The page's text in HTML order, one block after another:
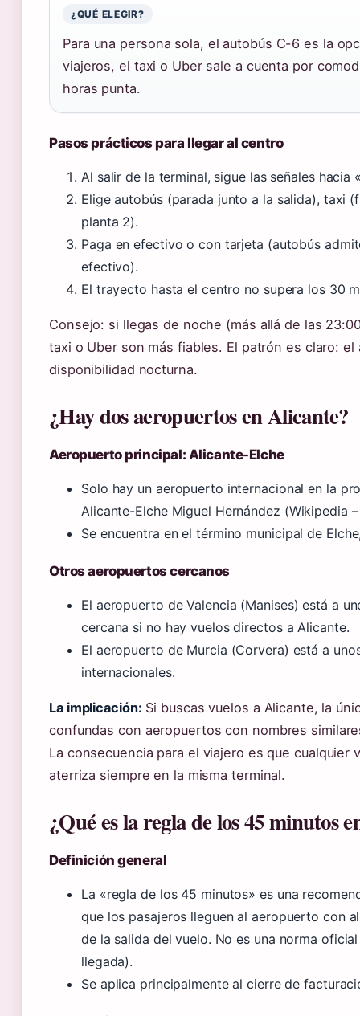
¿QUÉ ELEGIR?
Para una persona sola, el autobús C-6 es la
viajeros, el taxi o Uber sale a cuenta por
horas punta.
Pasos prácticos para llegar al centro
Al salir de la terminal, sigue las señales hacia
Elige autobús (parada junto a la salida), taxi
planta 2).
Paga en efectivo o con tarjeta (autobús
efectivo).
El trayecto hasta el centro no supera los 30
Consejo: si llegas de noche (más allá de las
taxi o Uber son más fiables. El patrón es claro:
disponibilidad nocturna.
¿Hay dos aeropuertos en Alicante?
Aeropuerto principal: Alicante-Elche
Solo hay un aeropuerto internacional en la
Alicante-Elche Miguel Hernández (Wikipedia
Se encuentra en el término municipal de
Otros aeropuertos cercanos
El aeropuerto de Valencia (Manises) está a
cercana si no hay vuelos directos a Alicante.
El aeropuerto de Murcia (Corvera) está a
internacionales.
La implicación: Si buscas vuelos a Alicante, la
confundas con aeropuertos con nombres
La consecuencia para el viajero es que cualquier
aterriza siempre en la misma terminal.
¿Qué es la regla de los 45 minutos
Definición general
La «regla de los 45 minutos» es una
que los pasajeros lleguen al aeropuerto con
de la salida del vuelo. No es una norma
llegada).
Se aplica principalmente al cierre de